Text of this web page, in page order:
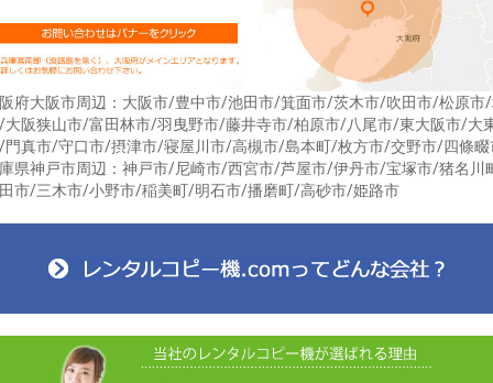
府大阪市周辺：大阪市/豊中市/池田市/箕面市/茨木市/吹田市/松原市
大阪狭山市/富田林市/羽曳野市/藤井寺市/柏原市/八尾市/東大阪市/大
門真市/守口市/摂津市/寝屋川市/高槻市/島本町/枚方市/交野市/四條畷
県神戸市周辺：神戸市/尼崎市/西宮市/芦屋市/伊丹市/宝塚市/猪名川
市/三木市/小野市/稲美町/明石市/播磨町/高砂市/姫路市